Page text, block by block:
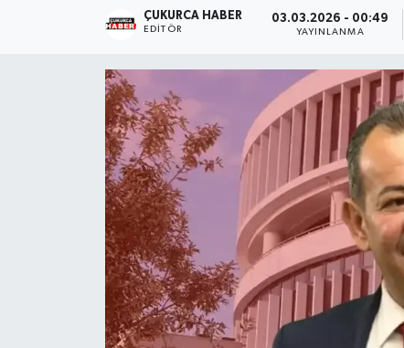
ÇUKURCA HABER
EDITÖR
03.03.2026 - 00:49
YAYINLANMA
Son Dakika
Teknoloji